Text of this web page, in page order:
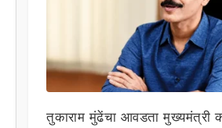
तुकाराम मुंढेंचा आवडता मुख्यमंत्री